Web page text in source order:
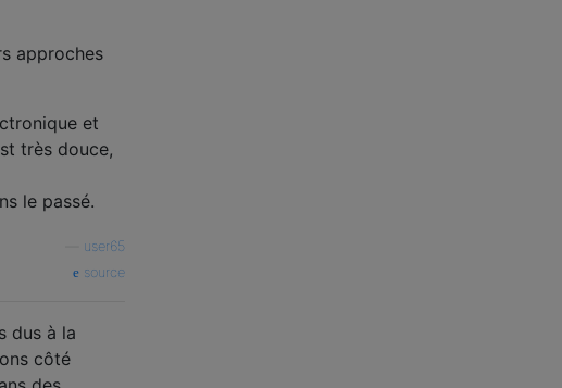
approches
et
très douce,
le passé.
user65
source
dus à la
côté